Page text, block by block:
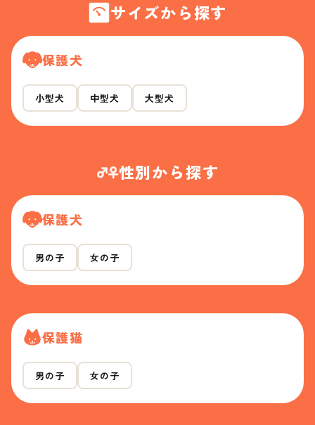
サイズから探す
保護犬
小型犬 中型犬 大型犬
性別から探す
保護犬
男の子 女の子
保護猫
男の子 女の子